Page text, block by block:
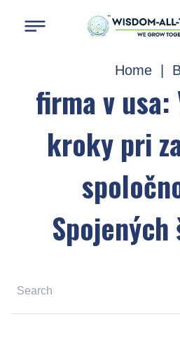
Home|
firma v usa:
kroky pri